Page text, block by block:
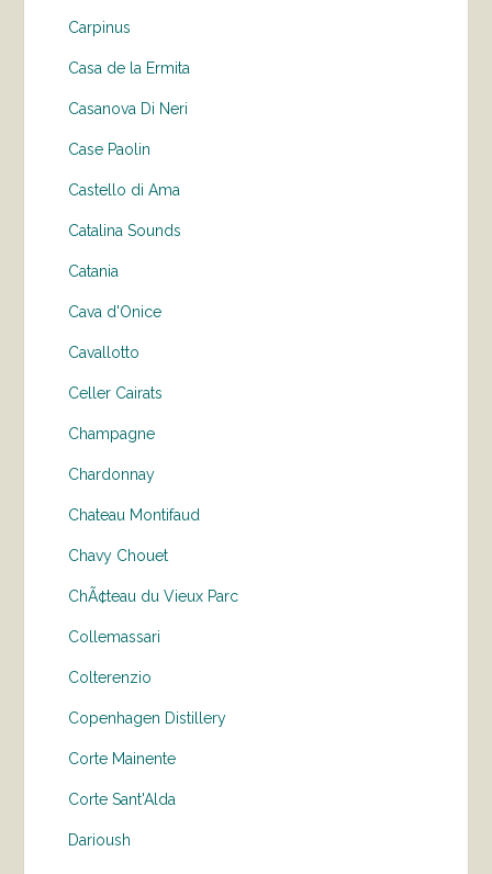
Carpinus
Casa de la Ermita
Casanova Di Neri
Case Paolin
Castello di Ama
Catalina Sounds
Catania
Cava d'Onice
Cavallotto
Celler Cairats
Champagne
Chardonnay
Chateau Montifaud
Chavy Chouet
ChÃ¢teau du Vieux Parc
Collemassari
Colterenzio
Copenhagen Distillery
Corte Mainente
Corte Sant'Alda
Darioush